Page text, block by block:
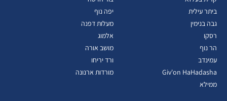
ביתר עילית
יפה נוף
גבה בנימין
מעלות דפנה
רסקו
אלמוג
הר נוף
מושב אורה
עמינדב
ורד יריחו
Giv'on HaHadasha
מורדות ארנונה
ממילא